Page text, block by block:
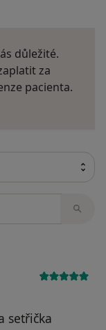
důležité.
za
pacienta.
setřička